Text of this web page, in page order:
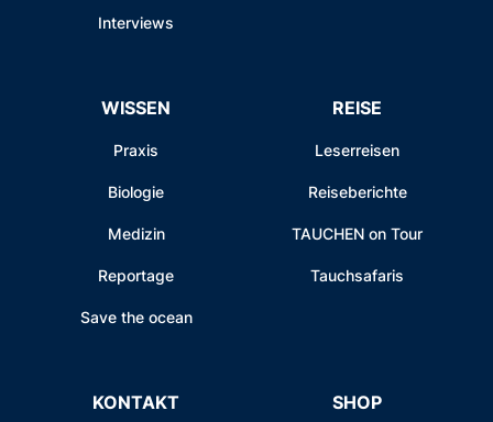
Interviews
WISSEN
Praxis
Biologie
Medizin
Reportage
Save the ocean
REISE
Leserreisen
Reiseberichte
TAUCHEN on Tour
Tauchsafaris
KONTAKT SHOP